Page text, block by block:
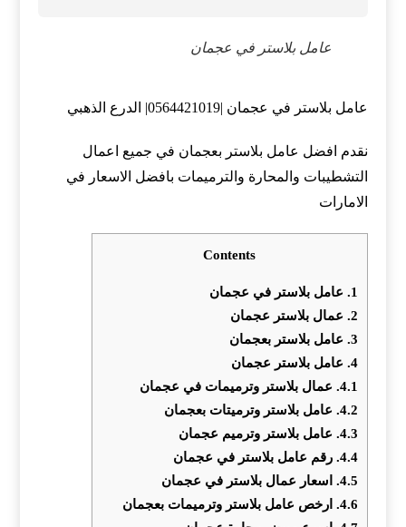
عامل بلاستر في عجمان
عامل بلاستر في عجمان |0564421019| الدرع الذهبي
نقدم افضل عامل بلاستر بعجمان في جميع اعمال
التشطيبات والمحارة والترميمات بافضل الاسعار في
الامارات
Contents
1. عامل بلاستر في عجمان
2. عمال بلاستر عجمان
3. عامل بلاستر بعجمان
4. عامل بلاستر عجمان
4.1. عمال بلاستر وترميمات في عجمان
4.2. عامل بلاستر وترميتات بعجمان
4.3. عامل بلاستر وترميم عجمان
4.4. رقم عامل بلاستر في عجمان
4.5.
اسعار عمال بلاستر في عجمان
4.6.
ارخص عامل بلاستر وترميمات بعجمان